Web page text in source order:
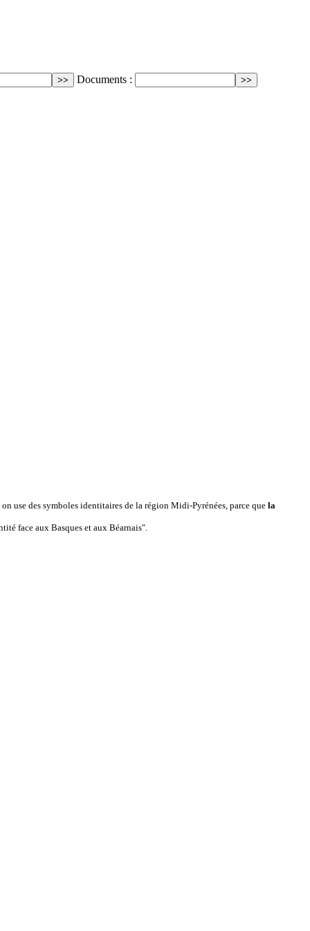
Documents :
use des symboles identitaires de la région Midi-Pyrénées, parce que la
face aux Basques et aux Béarnais".